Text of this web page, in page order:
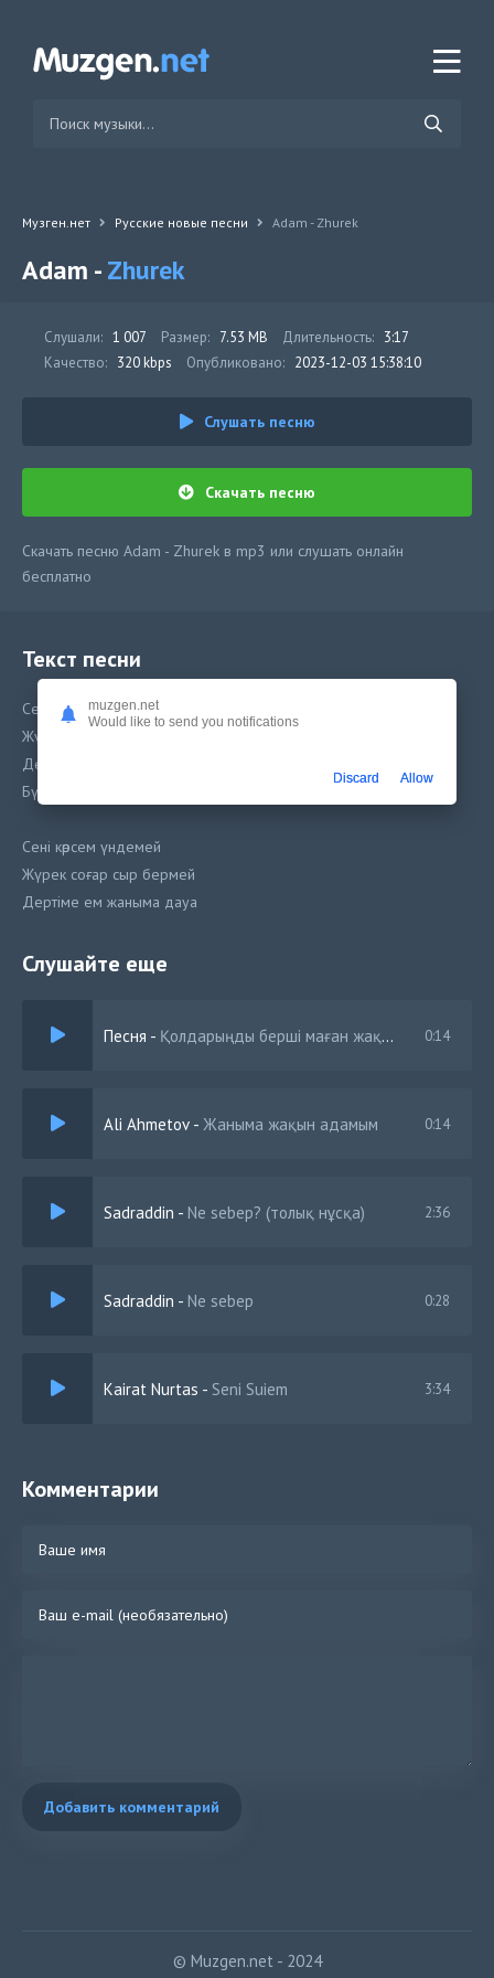
Музген.нет Русские новые песни Adam - Zhurek
Adam -Zhurek
Слушали: 1 007 Размер: 7.53 MB Длительность: 3:17
Качество: 320 kbps Опубликовано: 2023-12-03 15:38:10
Слушать песню
Скачать песню
Скачать песню Adam - Zhurek в mp3 или слушать онлайн
бесплатно
Текст песни
Сені көрсем үндемей
Жүрек соғар сыр бермей
Дертіме ем жаныма дауа
Бүкіл әлем сен маған ауа
Сені көрсем үндемей
Жүрек соғар сыр бермей
Дертіме ем жаныма дауа
Бөлек, бөлек жанды қалайды
Слушайте еще
Песня - Қолдарыңды берші маған жақын келші 0:14
Ali Ahmetov - Жаныма жақын адамым 0:14
Sadraddin - Ne sebep? (толық нұсқа) 2:36
Sadraddin - Ne sebep 0:28
Kairat Nurtas - Seni Suiem 3:34
Комментарии
Добавить комментарий
© Muzgen.net - 2024
muzgen.net
Would like to send you notifications
Discard Allow